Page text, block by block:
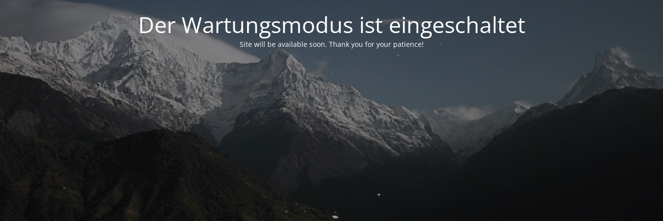
Der Wartungsmodus ist eingeschaltet
Site will be available soon. Thank you for your patience!